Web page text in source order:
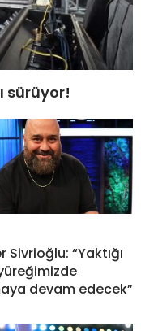
sürüyor!
Sivrioğlu: “Yaktığı
devam edecek”